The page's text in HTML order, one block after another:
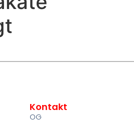
Kontakt
OG